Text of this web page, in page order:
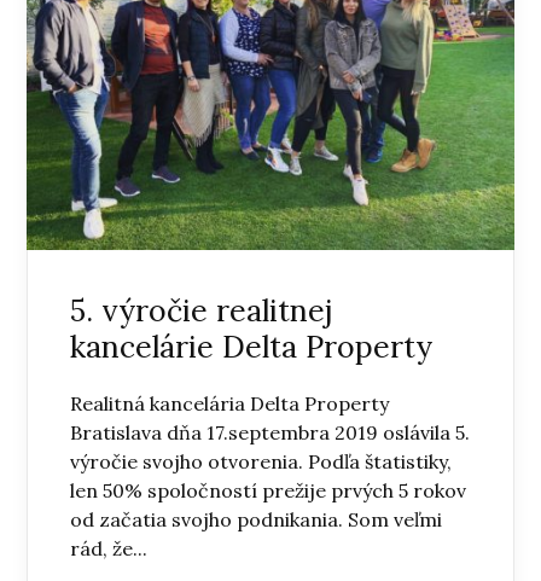
5. výročie realitnej
kancelárie Delta Property
Realitná kancelária Delta Property
Bratislava dňa 17.septembra 2019 oslávila 5.
výročie svojho otvorenia. Podľa štatistiky,
len 50% spoločností prežije prvých 5 rokov
od začatia svojho podnikania. Som veľmi
rád, že...